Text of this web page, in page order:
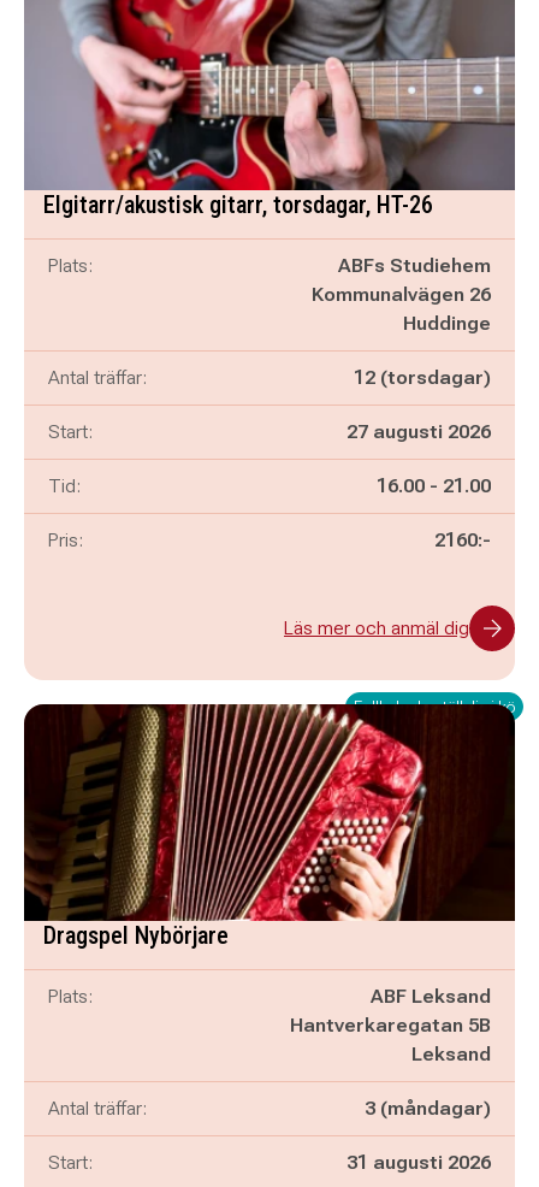
Elgitarr/akustisk gitarr, torsdagar, HT-26
Plats:
ABFs Studiehem
Kommunalvägen 26
Huddinge
Antal träffar: 12 (torsdagar)
Start: 27 augusti 2026
Tid: Pågår mellan
16.00 - och
21.00
Pris: 2160:-
Läs mer och anmäl dig
Fullbokad - ställ dig i kö
Dragspel Nybörjare
Plats:
ABF Leksand
Hantverkaregatan 5B
Leksand
Antal träffar: 3 (måndagar)
Start: 31 augusti 2026